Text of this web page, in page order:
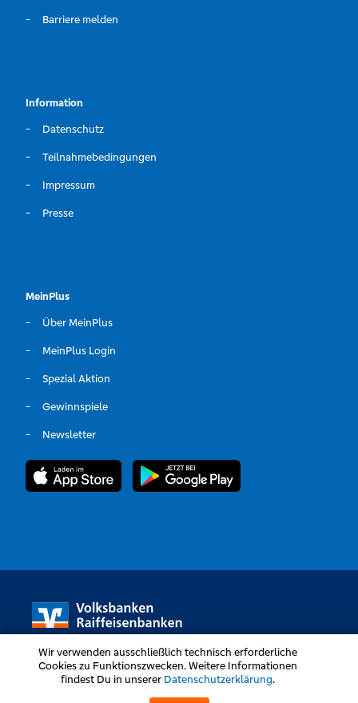
Barriere melden
Information
Datenschutz
Teilnahmebedingungen
Impressum
Presse
MeinPlus
Über MeinPlus
MeinPlus Login
Spezial Aktion
Gewinnspiele
Newsletter
Volksbanken Raiffeisenbanken © Alle Rechte vorbehalten
Wir verwenden ausschließlich technisch erforderliche
Cookies zu Funktionszwecken. Weitere Informationen
findest Du in unserer Datenschutzerklärung.